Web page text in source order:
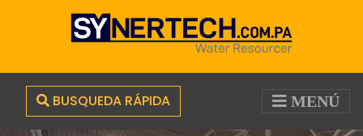
BUSQUEDA RÁPIDA MENÚ